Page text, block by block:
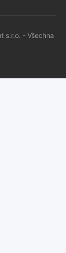
s.r.o. - Všechna